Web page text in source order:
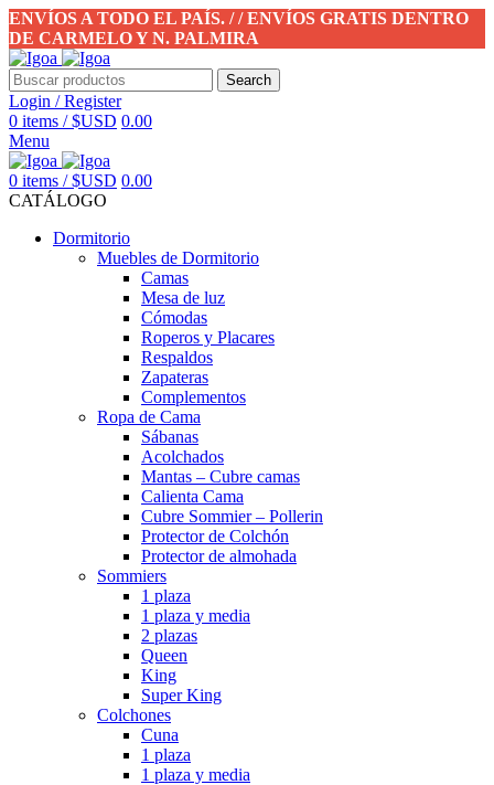
ENVÍOS A TODO EL PAÍS. / / ENVÍOS GRATIS DENTRO
DE CARMELO Y N. PALMIRA
Search
Login / Register
0 items / $USD 0.00
Menu
0 items / $USD 0.00
CATÁLOGO
Dormitorio
Muebles de Dormitorio
Camas
Mesa de luz
Cómodas
Roperos y Placares
Respaldos
Zapateras
Complementos
Ropa de Cama
Sábanas
Acolchados
Mantas – Cubre camas
Calienta Cama
Cubre Sommier – Pollerin
Protector de Colchón
Protector de almohada
Sommiers
1 plaza
1 plaza y media
2 plazas
Queen
King
Super King
Colchones
Cuna
1 plaza
1 plaza y media